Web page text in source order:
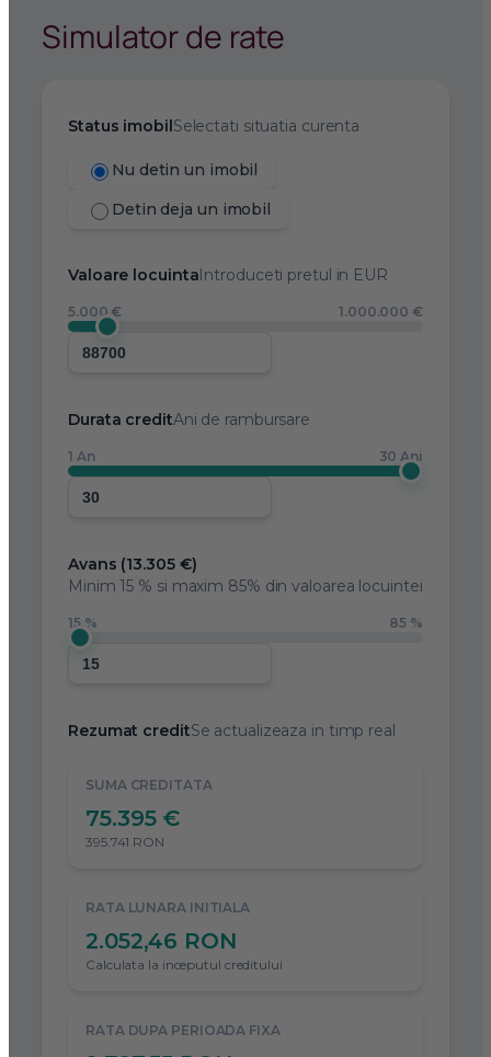
Simulator de rate
Status imobil Selectati situatia curenta
Nu detin un imobil
Detin deja un imobil
Valoare locuinta Introduceti pretul in EUR
5.000 € 1.000.000 €
Durata creditAni de rambursare
1 An 30 Ani
Avans (13.305 €)
Minim15 % si maxim 85% din valoarea locuintei
15 % 85 %
Rezumat creditSe actualizeaza in timp real
SUMA CREDITATA
75.395 €
395.741 RON
RATA LUNARA INITIALA
2.052,46 RON
Calculata la inceputul creditului
RATA DUPA PERIOADA FIXA